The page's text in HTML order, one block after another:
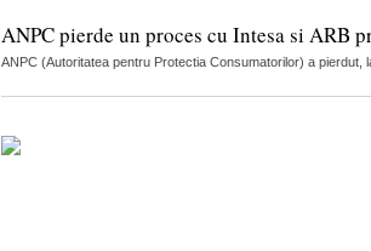
ANPC pierde un proces cu Intesa si ARB
ANPC (Autoritatea pentru Protectia Consumatorilor) a